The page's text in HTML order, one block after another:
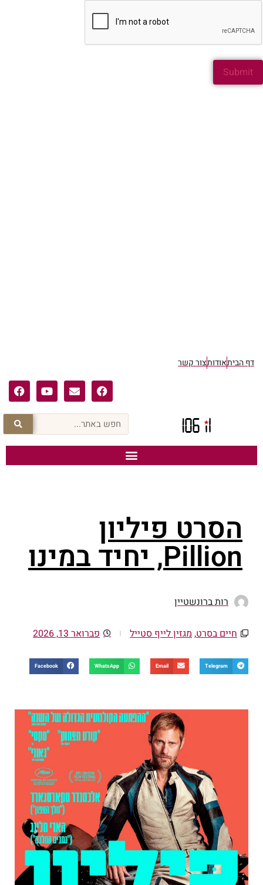
דף הביתאודותצור קשר
הסרט פיליון
Pillion, יחיד במינו
רות ברונשטיין
חיים בסרט, מגזין לייף סטייל פברואר 13, 2026
Telegram
Email
WhatsApp
Facebook